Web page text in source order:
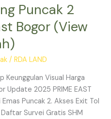
Puncak 2
Bogor (View
/RDA LAND
Keunggulan Visual Harga
Update 2025 PRIME EAST
Puncak 2. Akses Exit Tol
Survei Gratis SHM